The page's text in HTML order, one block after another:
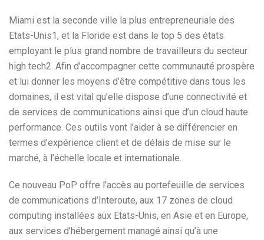
Miami est la seconde ville la plus entrepreneuriale des
Etats-Unis1, et la Floride est dans le top 5 des états
employant le plus grand nombre de travailleurs du secteur
high tech2. Afin d’accompagner cette communauté prospère
et lui donner les moyens d’être compétitive dans tous les
domaines, il est vital qu’elle dispose d’une connectivité et
de services de communications ainsi que d’un cloud haute
performance. Ces outils vont l’aider à se différencier en
termes d’expérience client et de délais de mise sur le
marché, à l’échelle locale et internationale.
Ce nouveau PoP offre l’accès au portefeuille de services
de communications d’Interoute, aux 17 zones de cloud
computing installées aux Etats-Unis, en Asie et en Europe,
aux services d’hébergement managé ainsi qu’à une